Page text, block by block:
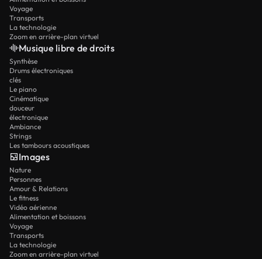
Voyage
Transports
La technologie
Zoom en arrière-plan virtuel
Musique libre de droits
Synthèse
Drums électroniques
clés
Le piano
Cinématique
douceur
électronique
Ambiance
Strings
Les tambours acoustiques
Images
Nature
Personnes
Amour & Relations
Le fitness
Vidéo aérienne
Alimentation et boissons
Voyage
Transports
La technologie
Zoom en arrière-plan virtuel